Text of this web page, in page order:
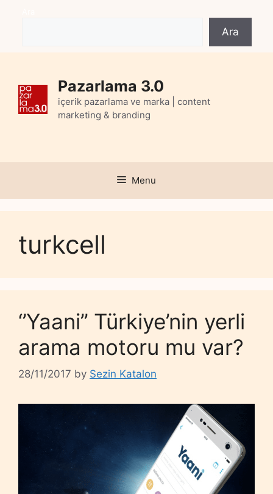
Ara
Pazarlama 3.0
içerik pazarlama ve marka | content
marketing & branding
Menu
turkcell
‘’Yaani’’ Türkiye’nin yerli
arama motoru mu var?
28/11/2017 by Sezin Katalon